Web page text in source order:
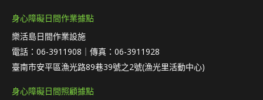
身心障礙日間作業據點
樂活島日間作業設施
電話：06-3911908｜傳真：06-3911928
臺南市安平區漁光路89巷39號之2號(漁光里活動中心)
身心障礙日間照顧據點